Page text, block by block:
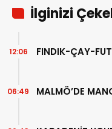
İlginizi
FINDIK-ÇAY-
12:06
MALMÖ’DE
06:49